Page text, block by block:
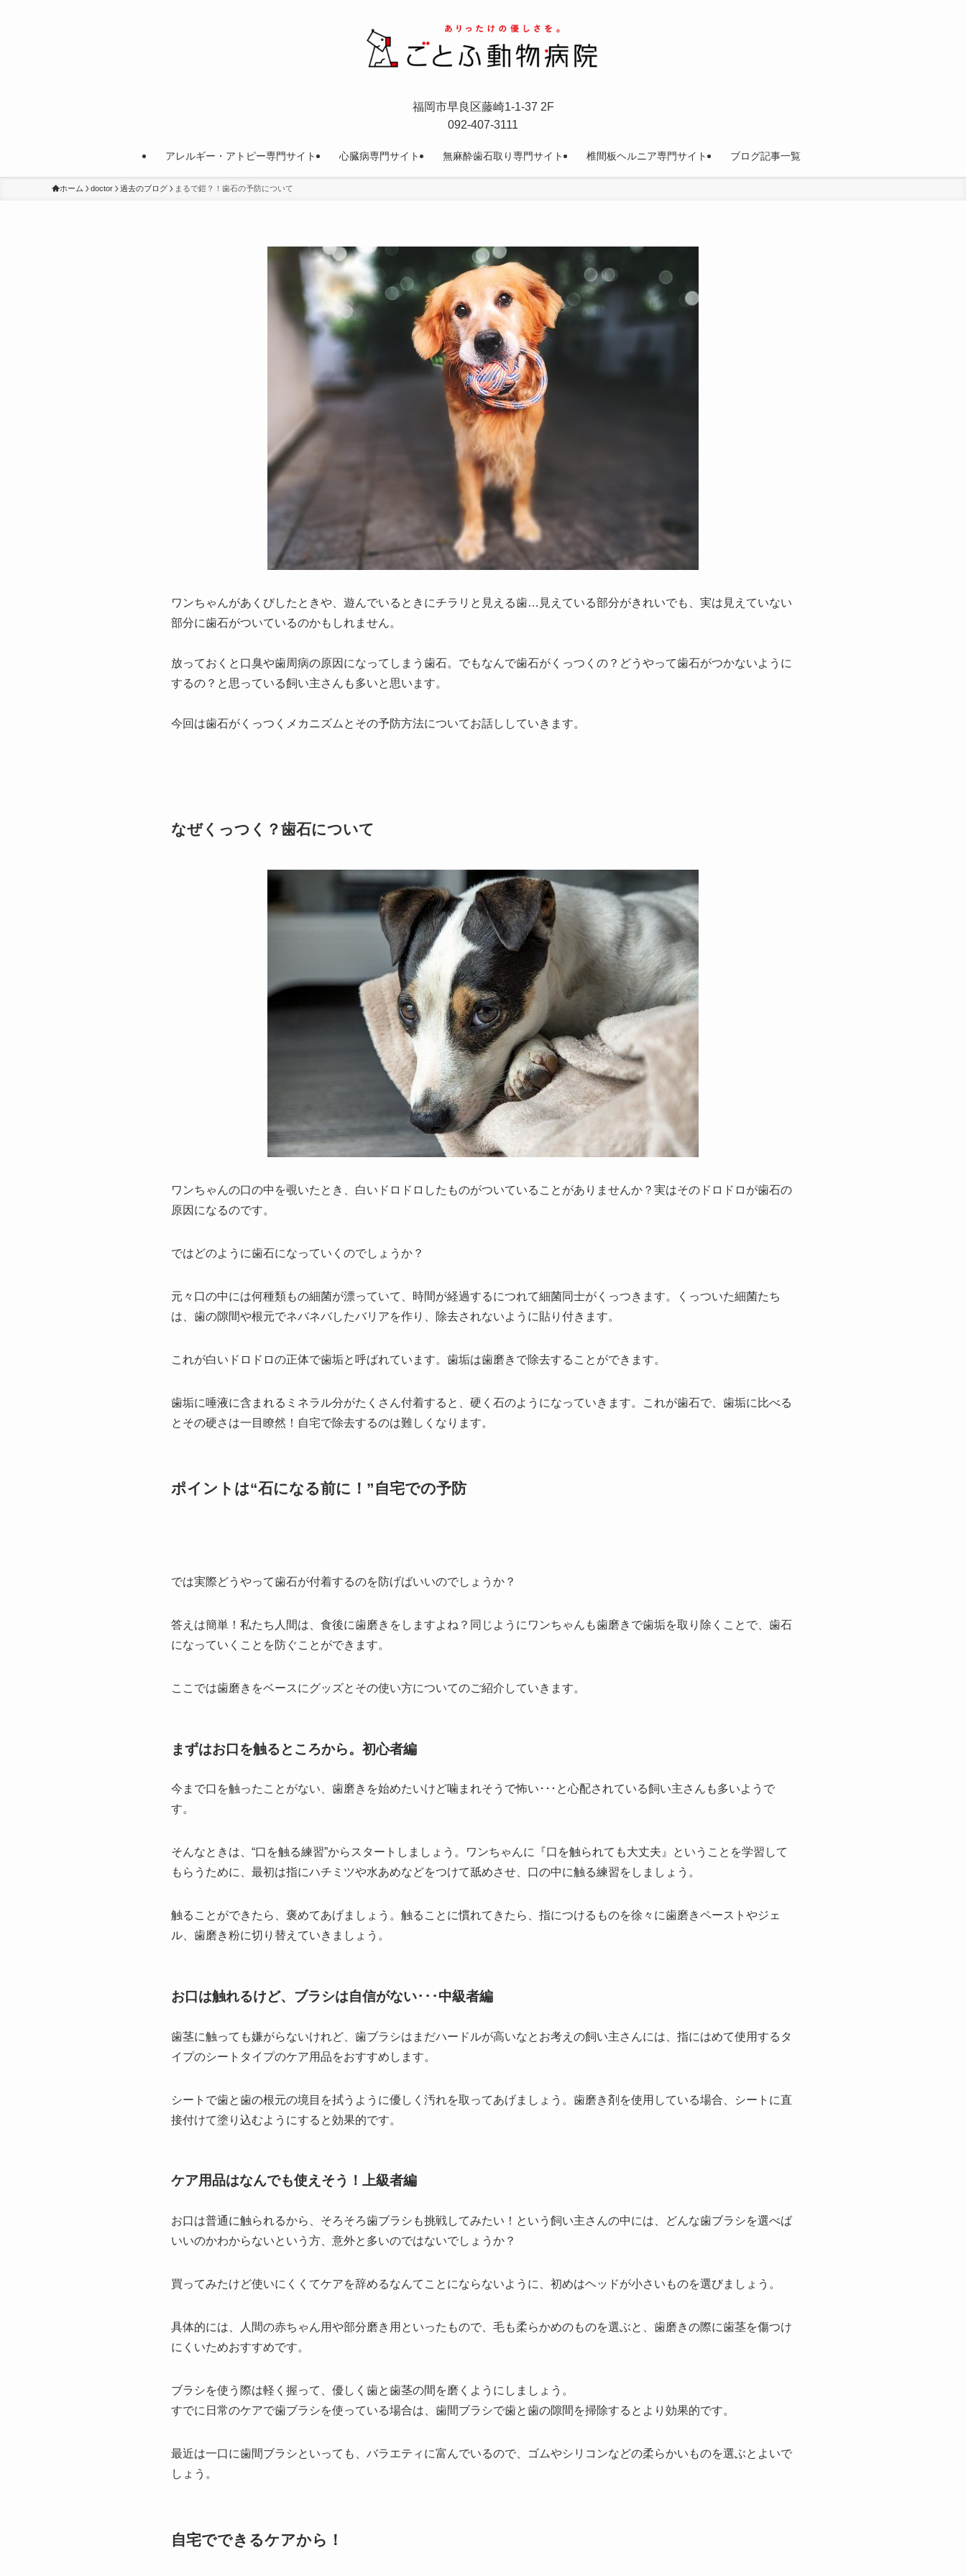
アレルギー・アトピー専門サイト 心臓病専門サイト 無麻酔歯石取り専門サイト 椎間板ヘルニア専門サイト ブログ記事一覧
福岡市早良区藤崎1-1-37 2F
092-407-3111
ホーム doctor 過去のブログ まるで鎧？！歯石の予防について
ワンちゃんがあくびしたときや、遊んでいるときにチラリと見える歯…見えている部分がきれいでも、実は見えていない
部分に歯石がついているのかもしれません。
放っておくと口臭や歯周病の原因になってしまう歯石。でもなんで歯石がくっつくの？どうやって歯石がつかないように
するの？と思っている飼い主さんも多いと思います。
今回は歯石がくっつくメカニズムとその予防方法についてお話ししていきます。
なぜくっつく？歯石について
ワンちゃんの口の中を覗いたとき、白いドロドロしたものがついていることがありませんか？実はそのドロドロが歯石の
原因になるのです。
ではどのように歯石になっていくのでしょうか？
元々口の中には何種類もの細菌が漂っていて、時間が経過するにつれて細菌同士がくっつきます。くっついた細菌たち
は、歯の隙間や根元でネバネバしたバリアを作り、除去されないように貼り付きます。
これが白いドロドロの正体で歯垢と呼ばれています。歯垢は歯磨きで除去することができます。
歯垢に唾液に含まれるミネラル分がたくさん付着すると、硬く石のようになっていきます。これが歯石で、歯垢に比べる
とその硬さは一目瞭然！自宅で除去するのは難しくなります。
ポイントは“石になる前に！”自宅での予防
では実際どうやって歯石が付着するのを防げばいいのでしょうか？
答えは簡単！私たち人間は、食後に歯磨きをしますよね？同じようにワンちゃんも歯磨きで歯垢を取り除くことで、歯石
になっていくことを防ぐことができます。
ここでは歯磨きをベースにグッズとその使い方についてのご紹介していきます。
まずはお口を触るところから。初心者編
今まで口を触ったことがない、歯磨きを始めたいけど噛まれそうで怖い･･･と心配されている飼い主さんも多いようで
す。
そんなときは、“口を触る練習”からスタートしましょう。ワンちゃんに『口を触られても大丈夫』ということを学習して
もらうために、最初は指にハチミツや水あめなどをつけて舐めさせ、口の中に触る練習をしましょう。
触ることができたら、褒めてあげましょう。触ることに慣れてきたら、指につけるものを徐々に歯磨きペーストやジェ
ル、歯磨き粉に切り替えていきましょう。
お口は触れるけど、ブラシは自信がない･･･中級者編
歯茎に触っても嫌がらないけれど、歯ブラシはまだハードルが高いなとお考えの飼い主さんには、指にはめて使用するタ
イプのシートタイプのケア用品をおすすめします。
シートで歯と歯の根元の境目を拭うように優しく汚れを取ってあげましょう。歯磨き剤を使用している場合、シートに直
接付けて塗り込むようにすると効果的です。
ケア用品はなんでも使えそう！上級者編
お口は普通に触られるから、そろそろ歯ブラシも挑戦してみたい！という飼い主さんの中には、どんな歯ブラシを選べば
いいのかわからないという方、意外と多いのではないでしょうか？
買ってみたけど使いにくくてケアを辞めるなんてことにならないように、初めはヘッドが小さいものを選びましょう。
具体的には、人間の赤ちゃん用や部分磨き用といったもので、毛も柔らかめのものを選ぶと、歯磨きの際に歯茎を傷つけ
にくいためおすすめです。
ブラシを使う際は軽く握って、優しく歯と歯茎の間を磨くようにしましょう。
すでに日常のケアで歯ブラシを使っている場合は、歯間ブラシで歯と歯の隙間を掃除するとより効果的です。
最近は一口に歯間ブラシといっても、バラエティに富んでいるので、ゴムやシリコンなどの柔らかいものを選ぶとよいで
しょう。
自宅でできるケアから！